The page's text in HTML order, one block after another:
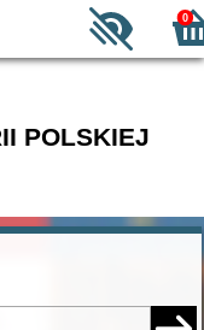
0
POLSKIEJ